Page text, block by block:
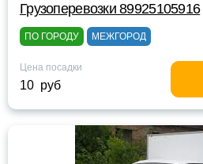
Грузоперевозки 89925105916
ПО ГОРОДУ МЕЖГОРОД
Цена посадки
10 руб